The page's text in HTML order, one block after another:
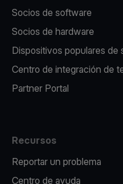
Socios de software
Socios de hardware
Dispositivos populares de
Centro de integración de
Partner Portal
Recursos
Reportar un problema
Centro de ayuda